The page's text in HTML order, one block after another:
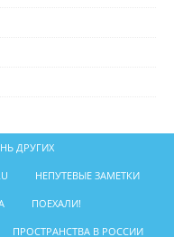
ДРУГИХ
НЕПУТЕВЫЕ ЗАМЕТКИ
ПОЕХАЛИ!
ПРОСТРАНСТВА В РОССИИ